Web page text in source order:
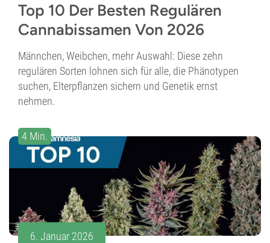
Top 10 Der Besten Regulären
Cannabissamen Von 2026
Männchen, Weibchen, mehr Auswahl: Diese zehn
regulären Sorten lohnen sich für alle, die Phänotypen
suchen, Elterpflanzen sichern und Genetik ernst
nehmen.
4 Min.
6. Januar 2026